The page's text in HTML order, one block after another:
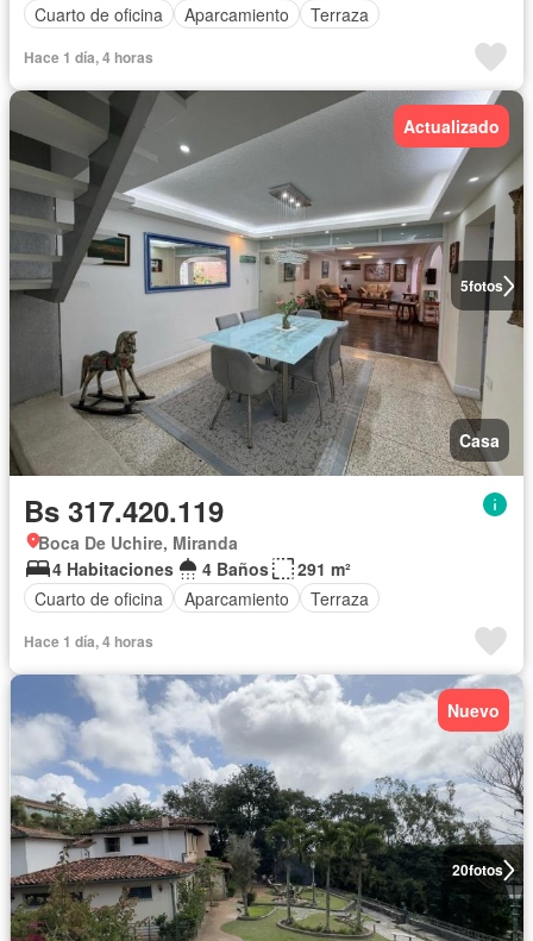
Cuarto de oficina
Aparcamiento Terraza
Hace 1 día, 4 horas
5fotos
Actualizado
Casa
Bs 317.420.119
Boca De Uchire, Miranda
4 Habitaciones
4 Baños
291 m²
Cuarto de oficina
Aparcamiento Terraza
Hace 1 día, 4 horas
20fotos
Nuevo